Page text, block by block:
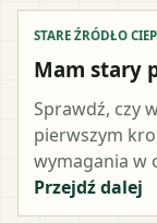
STARE ŹRÓDŁO
Mam stary
Sprawdź, czy
pierwszym
wymagania w
Przejdź dalej